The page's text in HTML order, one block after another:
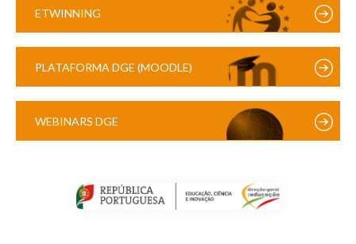
ETWINNING
PLATAFORMA DGE (MOODLE)
WEBINARS DGE